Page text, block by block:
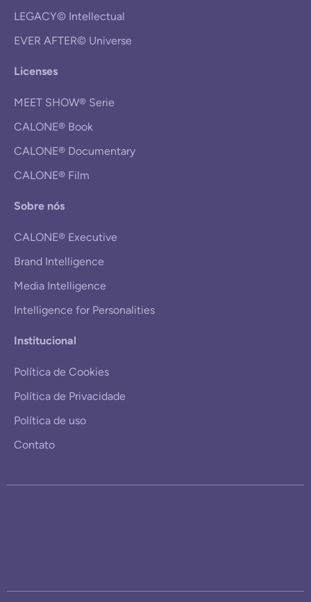
LEGACY© Intellectual
EVER AFTER© Universe
Licenses
MEET SHOW® Serie
CALONE® Book
CALONE® Documentary
CALONE® Film
Sobre nós
CALONE® Executive
Brand Intelligence
Media Intelligence
Intelligence for Personalities
Institucional
Política de Cookies
Política de Privacidade
Política de uso
Contato